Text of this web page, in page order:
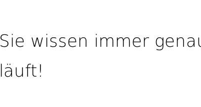
Sie wissen immer
läuft!